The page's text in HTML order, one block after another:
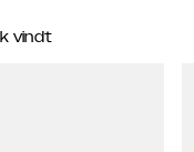
vindt